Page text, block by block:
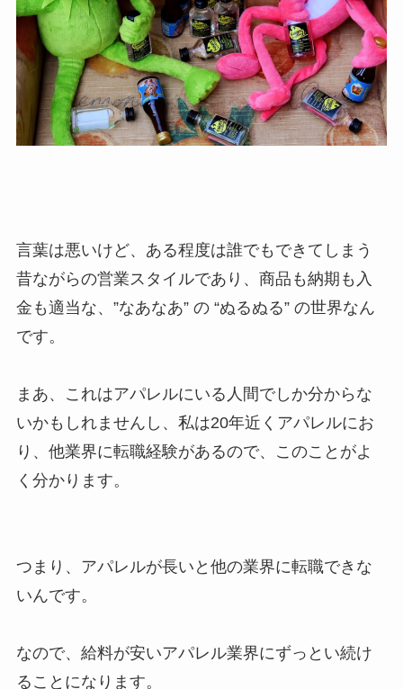
言葉は悪いけど、ある程度は誰でもできてしまう
昔ながらの営業スタイルであり、商品も納期も入
金も適当な、”なあなあ” の “ぬるぬる” の世界なん
です。
まあ、これはアパレルにいる人間でしか分からな
いかもしれませんし、私は20年近くアパレルにお
り、他業界に転職経験があるので、このことがよ
く分かります。
つまり、アパレルが長いと他の業界に転職できな
いんです。
なので、給料が安いアパレル業界にずっとい続け
ることになります。